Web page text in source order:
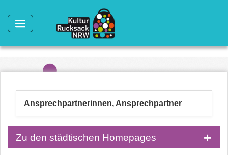
Ansprechpartnerinnen, Ansprechpartner
Zu den städtischen Homepages